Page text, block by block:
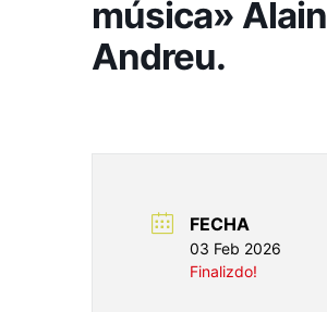
música» Alain
Andreu.
FECHA
03 Feb 2026
Finalizdo!